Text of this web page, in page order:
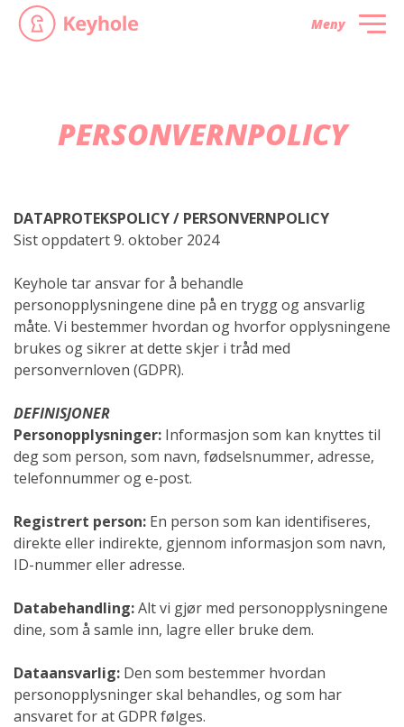
Meny
PERSONVERN­POLICY
DATAPROTEKSPOLICY / PERSONVERNPOLICY
Sist oppdatert 9. oktober 2024
Keyhole tar ansvar for å behandle
personopplysningene dine på en trygg og ansvarlig
måte. Vi bestemmer hvordan og hvorfor opplysningene
brukes og sikrer at dette skjer i tråd med
personvernloven (GDPR).
DEFINISJONER
Personopplysninger: Informasjon som kan knyttes til
deg som person, som navn, fødselsnummer, adresse,
telefonnummer og e-post.
Registrert person: En person som kan identifiseres,
direkte eller indirekte, gjennom informasjon som navn,
ID-nummer eller adresse.
Databehandling:Alt vi gjør med personopplysningene
dine, som å samle inn, lagre eller bruke dem.
Dataansvarlig: Den som bestemmer hvordan
personopplysninger skal behandles, og som har
ansvaret for at GDPR følges.